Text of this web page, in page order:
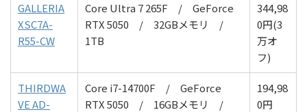
GALLERIA
XSC7A-
R55-CW
Core Ultra 7 265F / GeForce
RTX 5050 / 32GBメモリ
/
1TB
344,98
0円(3
万オ
フ)
THIRDWA
VE AD-
Core i7-14700F / GeForce
RTX 5050 / 16GBメモリ /
194,98
0円